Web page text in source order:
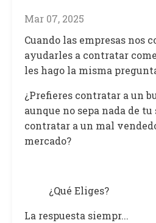
Mar 07, 2025
Cuando las empresas nos
ayudarles a contratar
les hago la misma
¿Prefieres contratar a un
aunque no sepa nada de
contratar a un mal
mercado?
¿Qué Eliges?
La respuesta siempr...